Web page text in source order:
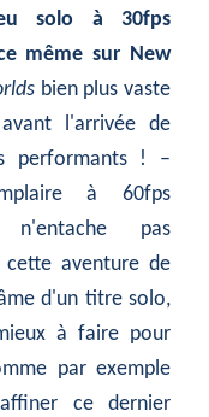
solo à 30fps
même sur New
bien plus vaste
l'arrivée de
performants ! –
à 60fps
n'entache pas
aventure de
d'un titre solo,
à faire pour
par exemple
ce dernier